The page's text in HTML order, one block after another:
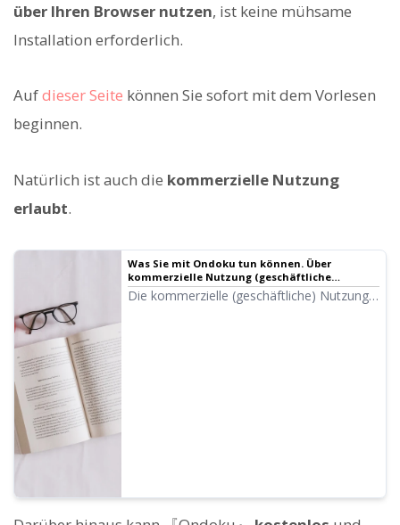
über Ihren Browser nutzen, ist keine mühsame
Installation erforderlich.
Aufdieser Seite können Sie sofort mit dem Vorlesen
beginnen.
Natürlich ist auch die kommerzielle Nutzung
erlaubt.
Was Sie mit Ondoku tun können. Über
kommerzielle Nutzung (geschäftliche
Nutzung) und Verbote.
Die kommerzielle (geschäftliche) Nutzung